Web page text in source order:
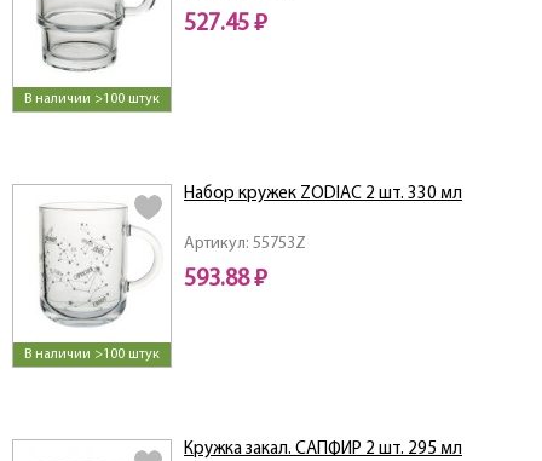
В наличии >100 штук
527.45 ₽
В наличии >100 штук
Артикул: 55753Z
Набор кружек ZODIAC 2 шт. 330 мл
593.88 ₽
Кружка закал. САПФИР 2 шт. 295 мл